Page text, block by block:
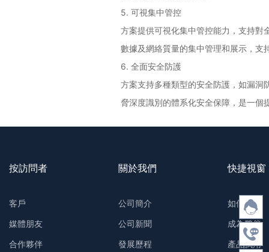
5. 可視集中管控
方案提供可視化集中管控能力，支持對
數據及網絡質量的集中管理和展示，支
6. 全面安全防護
方案支持多種類型的安全防護，如漏洞
脅深度識別的體系化安全保障，是一個
按訪問者
客戶
媒體朋友
合作夥伴
關於我們
公司簡介
公司新聞
發展歷程
快捷視窗
如何購買
成為夥伴
產品試用